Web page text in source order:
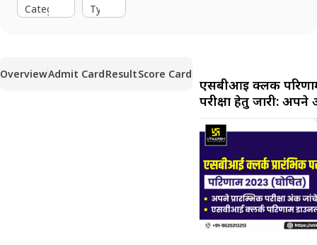
Category
Type
OverviewAdmit CardResultScore Card
एसबीआई क्लर्क
परीक्षा हेतु जारी: